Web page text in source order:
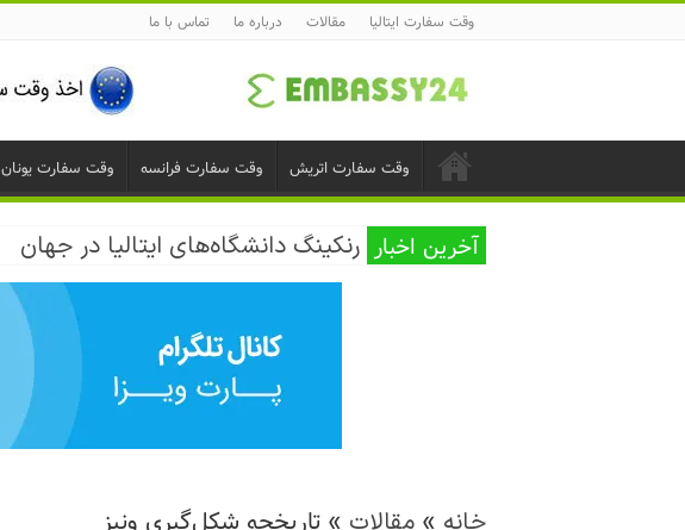
وقت سفارت ایتالیا مقالات درباره ما تماس با ما
وقت سفارت اتریش وقت سفارت فرانسه وقت سفارت یونان
آخرین اخبار رنکینگ دانشگاه‌های ایتالیا در جهان
خانه » مقالات » تاریخچه شکل‌گیری ونیز